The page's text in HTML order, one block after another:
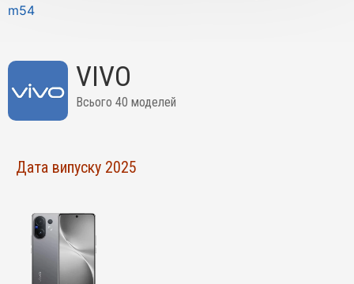
m54
VIVO
Всього 40 моделей
Дата випуску 2025